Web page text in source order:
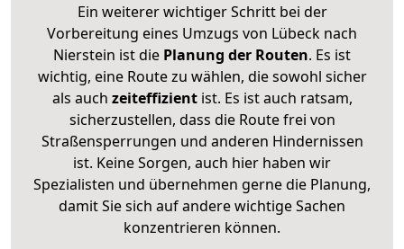
Ein weiterer wichtiger Schritt bei der
Vorbereitung eines Umzugs von Lübeck nach
Nierstein ist die Planung der Routen. Es ist
wichtig, eine Route zu wählen, die sowohl sicher
als auch zeiteffizientist. Es ist auch ratsam,
sicherzustellen, dass die Route frei von
Straßensperrungen und anderen Hindernissen
ist. Keine Sorgen, auch hier haben wir
Spezialisten und übernehmen gerne die Planung,
damit Sie sich auf andere wichtige Sachen
konzentrieren können.